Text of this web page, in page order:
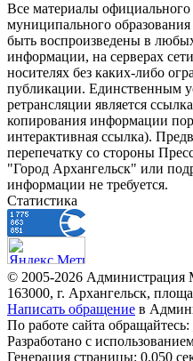
Все материалы официального
муниципального
быть воспроизведены в
информации, на серверах
носителях без каких-либо
публикации. Единственным
ретрансляции является
копирования информации
интерактивная ссылка).
перепечатку со стороны
"Город Архангельск" или
информации не требуется.
Статистика
© 2005-2026 Администрация
163000, г. Архангельск,
Написать обращение в
По работе сайта обращайтесь:
Разработано с
Генерация страницы: 0.050